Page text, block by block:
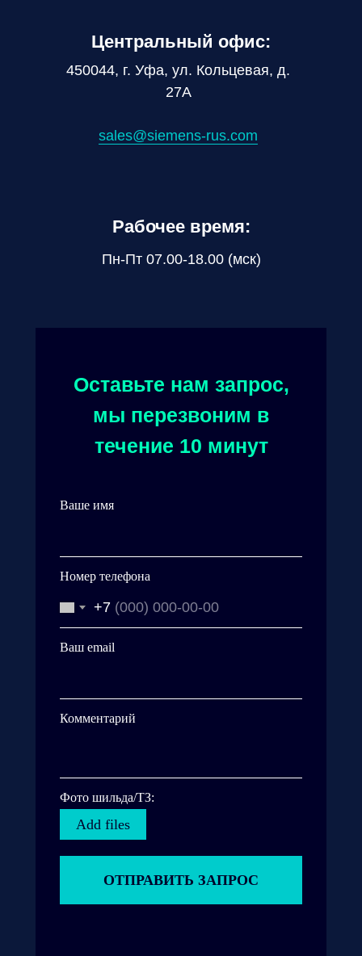
Оставьте нам запрос,
мы перезвоним в
течение 10 минут
Ваше имя
Номер телефона
+7
Ваш email
Комментарий
Фото шильда/ТЗ:
Add files
ОТПРАВИТЬ ЗАПРОС
450044, г. Уфа, ул. Кольцевая, д.
27А
sales@siemens-rus.com
Центральный офис:
Пн-Пт 07.00-18.00 (мск)
Рабочее время: